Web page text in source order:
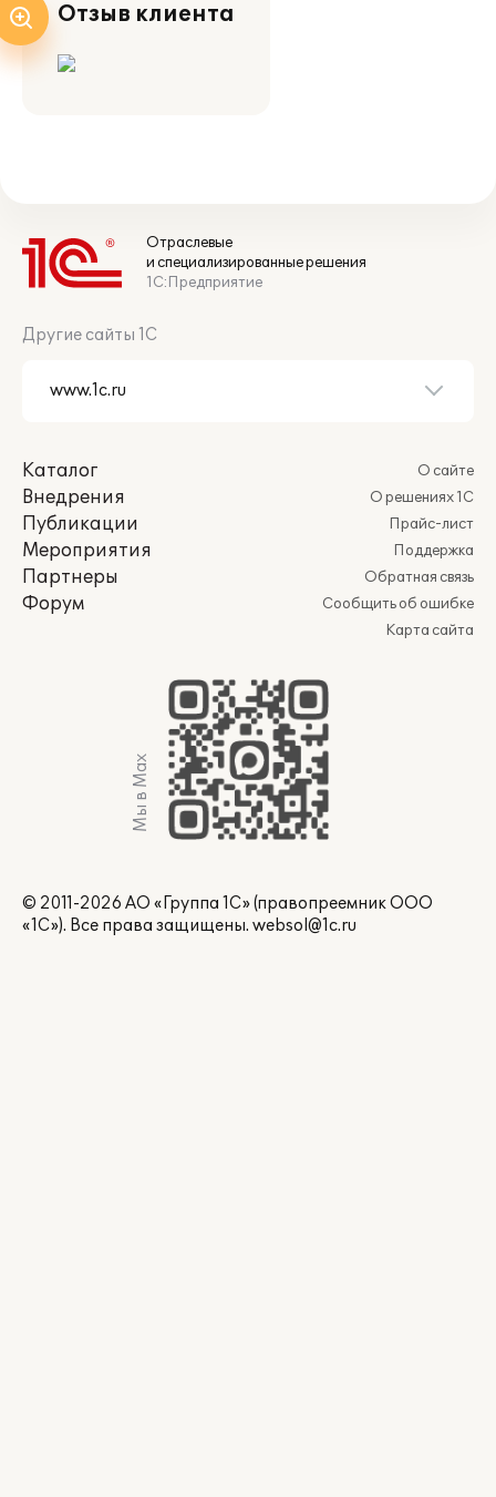
Отзыв клиента
Отраслевые
и специализированные решения
1С:Предприятие
Другие сайты 1С
Каталог
Внедрения
Публикации
Мероприятия
Партнеры
Форум
О сайте
О решениях 1С
Прайс-лист
Поддержка
Обратная связь
Сообщить об ошибке
Карта сайта
Мы в Max
© 2011-2026 АО «Группа 1С» (правопреемник ООО
«1С»). Все права защищены. websol@1c.ru